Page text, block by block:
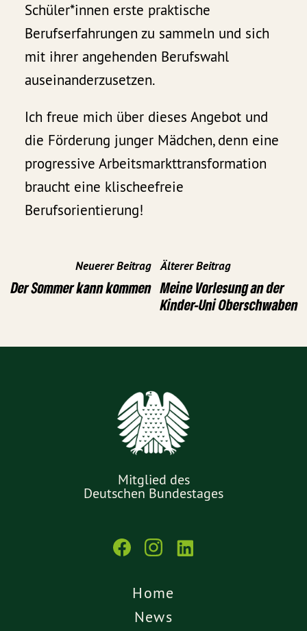
Schüler*innen erste praktische
Berufserfahrungen zu sammeln und sich
mit ihrer angehenden Berufswahl
auseinanderzusetzen.
Ich freue mich über dieses Angebot und
die Förderung junger Mädchen, denn eine
progressive Arbeitsmarkttransformation
braucht eine klischeefreie
Berufsorientierung!
Neuerer Beitrag
Der Sommer kann kommen
Älterer Beitrag
Meine Vorlesung an der
Kinder-Uni Oberschwaben
Mitglied des
Deutschen Bundestages
Home
News